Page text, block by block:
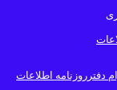
دفترروزنامه اطلاعات